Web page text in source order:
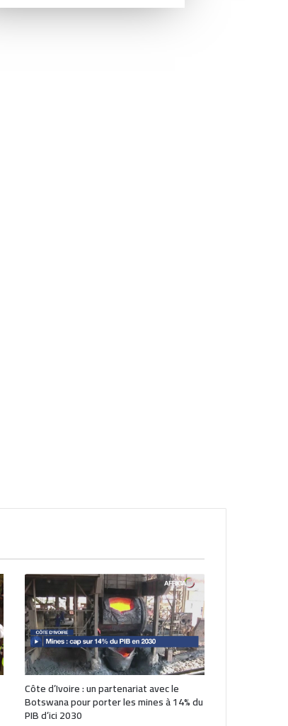
Côte d’Ivoire : un partenariat avec le
Botswana pour porter les mines à 14% du
PIB d’ici 2030